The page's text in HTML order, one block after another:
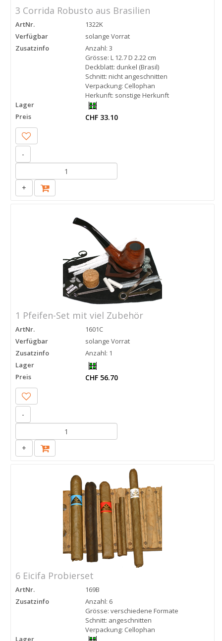
3 Corrida Robusto aus Brasilien
ArtNr.
1322K
Verfügbar
solange Vorrat
Zusatzinfo
Anzahl: 3
Grösse: L 12.7 D 2.22 cm
Deckblatt: dunkel (Brasil)
Schnitt: nicht angeschnitten
Verpackung: Cellophan
Herkunft: sonstige Herkunft
Lager
Preis
CHF 33.10
-
+
1 Pfeifen-Set mit viel Zubehör
ArtNr.
1601C
Verfügbar
solange Vorrat
Zusatzinfo
Anzahl: 1
Lager
Preis
CHF 56.70
-
+
6 Eicifa Probierset
ArtNr.
169B
Zusatzinfo
Anzahl: 6
Grösse: verschiedene Formate
Schnitt: angeschnitten
Verpackung: Cellophan
Lager